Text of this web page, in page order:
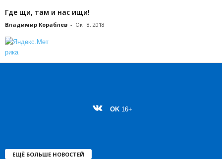
Где щи, там и нас ищи!
Владимир Кораблев - Окт 8, 2018
OK 16+
ЕЩЁ БОЛЬШЕ НОВОСТЕЙ